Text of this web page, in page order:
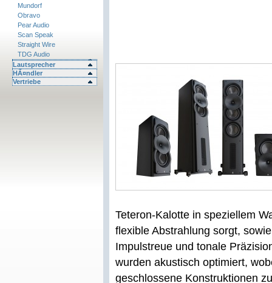
Mundorf
Obravo
Pear Audio
Scan Speak
Straight Wire
TDG Audio
Lautsprecher
HÃ¤ndler
Vertriebe
Teteron-Kalotte in speziellem
flexible Abstrahlung sorgt,
Impulstreue und tonale
wurden akustisch optimiert,
geschlossene Konstruktionen